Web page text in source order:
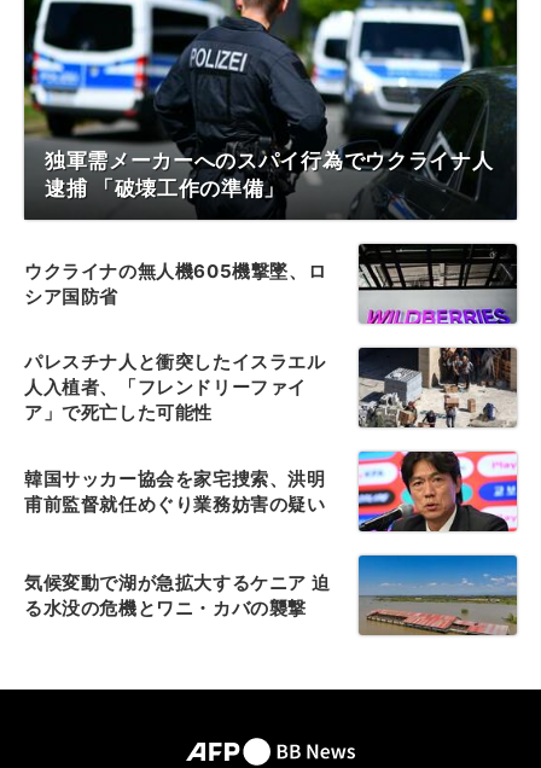
独軍需メーカーへのスパイ行為でウクライナ人
逮捕 「破壊工作の準備」
ウクライナの無人機605機撃墜、ロ
シア国防省
パレスチナ人と衝突したイスラエル
人入植者、「フレンドリーファイ
ア」で死亡した可能性
韓国サッカー協会を家宅捜索、洪明
甫前監督就任めぐり業務妨害の疑い
気候変動で湖が急拡大するケニア 迫
る水没の危機とワニ・カバの襲撃